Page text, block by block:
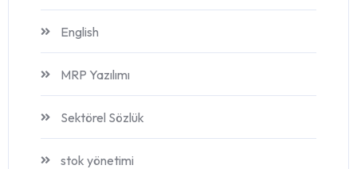
English
MRP Yazılımı
Sektörel Sözlük
stok yönetimi